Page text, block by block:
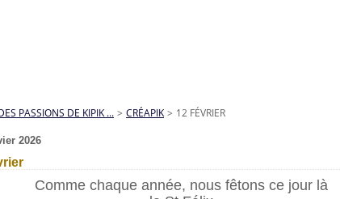
PASSIONS DE KIPIK ... > CRÉAPIK > 12 FÉVRIER
2026
Comme chaque année, nous fêtons ce jour là